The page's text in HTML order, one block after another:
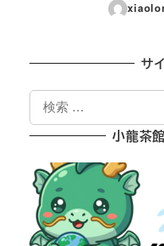
サ
検
索
小龍茶